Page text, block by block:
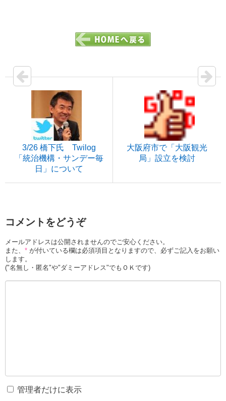
3/26 橋下氏 Twilog
「統治機構・サンデー毎
日」について
大阪府市で「大阪観光
局」設立を検討
コメントをどうぞ
メールアドレスは公開されませんのでご安心ください。
また、 * が付いている欄は必須項目となりますので、必ずご記入をお願い
します。
("名無し・匿名"や"ダミーアドレス"でもＯＫです)
管理者だけに表示